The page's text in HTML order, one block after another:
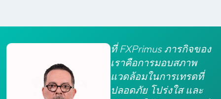
ที่ FXPrimus ภารกิจของ
เราคือการมอบสภาพ
แวดล้อมในการเทรดที่
ปลอดภัย โปร่งใส และ